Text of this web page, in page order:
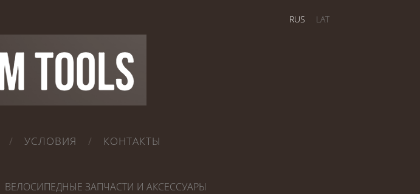
УСЛОВИЯ КОНТАКТЫ
RUS LAT
ВЕЛОСИПЕДНЫЕ ЗАПЧАСТИ И АКСЕССУАРЫ